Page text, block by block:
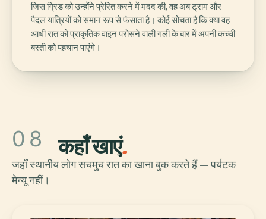
जिस ग्रिड को उन्होंने प्रेरित करने में मदद की, वह अब ट्राम और
पैदल यात्रियों को समान रूप से फंसाता है। कोई सोचता है कि क्या वह
आधी रात को प्राकृतिक वाइन परोसने वाली गली के बार में अपनी कच्ची
बस्ती को पहचान पाएंगे।
08 कहाँ खाएं.
जहाँ स्थानीय लोग सचमुच रात का खाना बुक करते हैं — पर्यटक
मेन्यू नहीं।